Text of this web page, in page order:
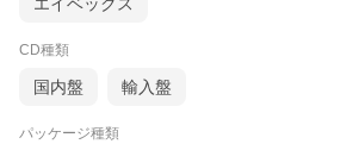
エイベックス
CD種類
国内盤 輸入盤
パッケージ種類